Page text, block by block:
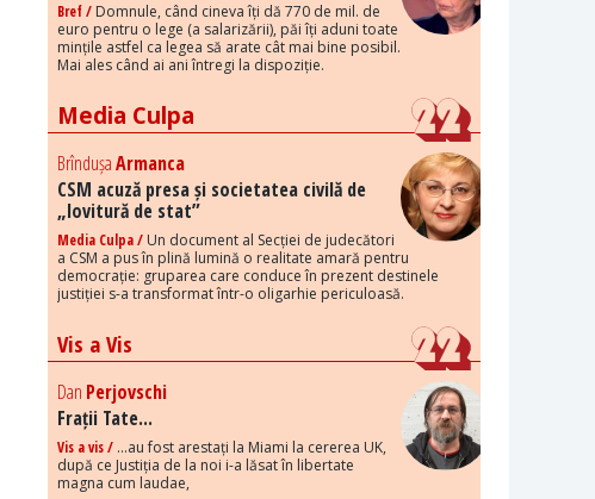
Bref / Domnule, când cineva îți dă 770 de mil. de
euro pentru o lege (a salarizării), păi îți aduni toate
mințile astfel ca legea să arate cât mai bine posibil.
Mai ales când ai ani întregi la dispoziție.
Media Culpa
BrîndușaArmanca
CSM acuză presa și societatea civilă de
„lovitură de stat”
Media Culpa / Un document al Secției de judecători
a CSM a pus în plină lumină o realitate amară pentru
democrație: gruparea care conduce în prezent destinele
justiției s-a transformat într-o oligarhie periculoasă.
Vis a Vis
Dan Perjovschi
Frații Tate...
Vis a vis / ...au fost arestați la Miami la cererea UK,
după ce Justiția de la noi i-a lăsat în libertate
magna cum laudae,